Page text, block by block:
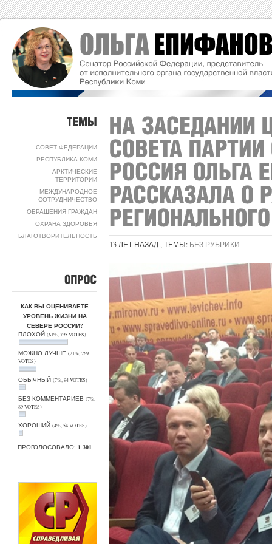
СОВЕТ ФЕДЕРАЦИИ
РЕСПУБЛИКА КОМИ
АРКТИЧЕСКИЕ
ТЕРРИТОРИИ
МЕЖДУНАРОДНОЕ
СОТРУДНИЧЕСТВО
ОБРАЩЕНИЯ ГРАЖДАН
ОХРАНА ЗДОРОВЬЯ
БЛАГОТВОРИТЕЛЬНОСТЬ
КАК ВЫ ОЦЕНИВАЕТЕ
УРОВЕНЬ ЖИЗНИ НА
СЕВЕРЕ РОССИИ?
ПЛОХОЙ (61%, 795 VOTES)
МОЖНО ЛУЧШЕ (21%, 269
VOTES)
ОБЫЧНЫЙ (7%, 94 VOTES)
БЕЗ КОММЕНТАРИЕВ (7%,
89 VOTES)
ХОРОШИЙ (4%, 54 VOTES)
ПРОГОЛОСОВАЛО: 1 301
13 ЛЕТ НАЗАД , ТЕМЫ: БЕЗ РУБРИКИ